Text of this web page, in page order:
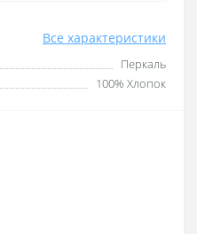
Все характеристики
Перкаль
100% Хлопок